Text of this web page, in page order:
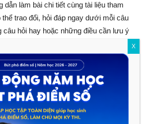
dẫn làm bài chi tiết cùng tài liệu tham
thể trao đổi, hỏi đáp ngay dưới mỗi câu
câu hỏi hay hoặc những điều cần lưu ý
phương pháp giải tối
bài
teen 2k sẽ được nhắc lại lý thuyết
X